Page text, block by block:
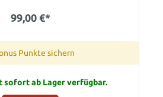
99,00 €*
Punkte sichern
sofort ab Lager verfügbar.